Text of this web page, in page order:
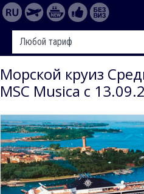
Морской круиз
MSC Musica с